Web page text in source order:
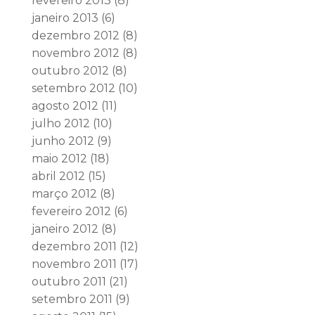
janeiro 2013 (6)
dezembro 2012 (8)
novembro 2012 (8)
outubro 2012 (8)
setembro 2012 (10)
agosto 2012 (11)
julho 2012 (10)
junho 2012 (9)
maio 2012 (18)
abril 2012 (15)
março 2012 (8)
fevereiro 2012 (6)
janeiro 2012 (8)
dezembro 2011 (12)
novembro 2011 (17)
outubro 2011 (21)
setembro 2011 (9)